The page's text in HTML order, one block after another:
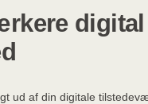
digital
ud af din digitale